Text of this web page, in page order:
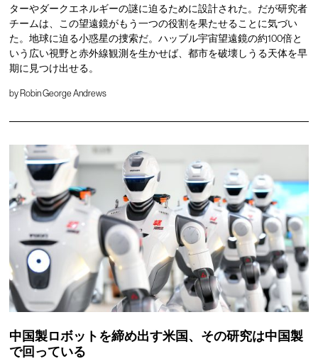
ターやダークエネルギーの謎に迫るために設計された。だが研究者
チームは、この望遠鏡がもう一つの役割を果たせることに気づい
た。地球に迫る小惑星の捜索だ。ハッブル宇宙望遠鏡の約100倍と
いう広い視野と赤外線観測を生かせば、都市を破壊しうる天体を早
期に見つけ出せる。
by Robin George Andrews
中国製ロボットを締め出す米国、その研究は中国製
で回っている